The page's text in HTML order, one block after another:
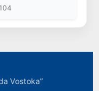
Vostoka”